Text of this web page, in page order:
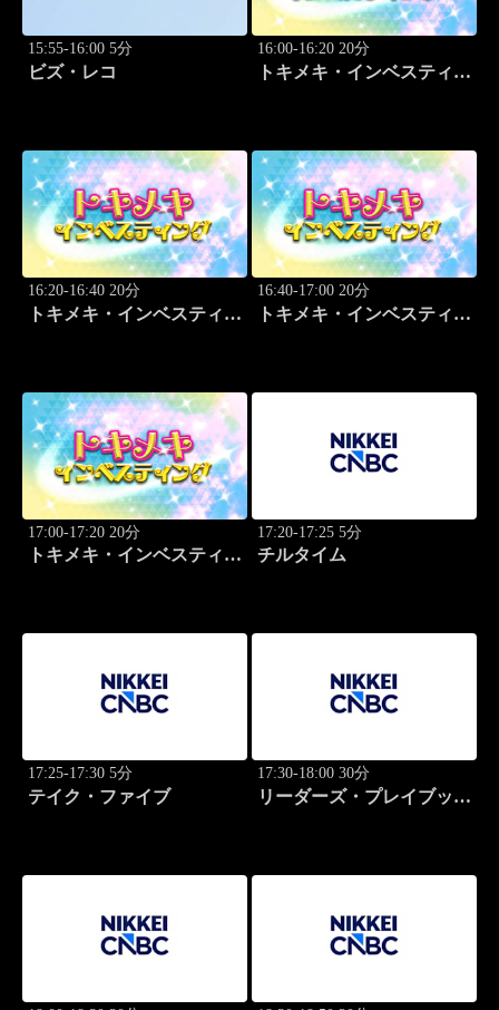
15:55-16:00 5分
ビズ・レコ
16:00-16:20 20分
トキメキ・インベスティン
16:20-16:40 20分
トキメキ・インベスティン
16:40-17:00 20分
トキメキ・インベスティン
17:00-17:20 20分
トキメキ・インベスティン
17:20-17:25 5分
チルタイム
17:25-17:30 5分
テイク・ファイブ
17:30-18:00 30分
リーダーズ・プレイブック